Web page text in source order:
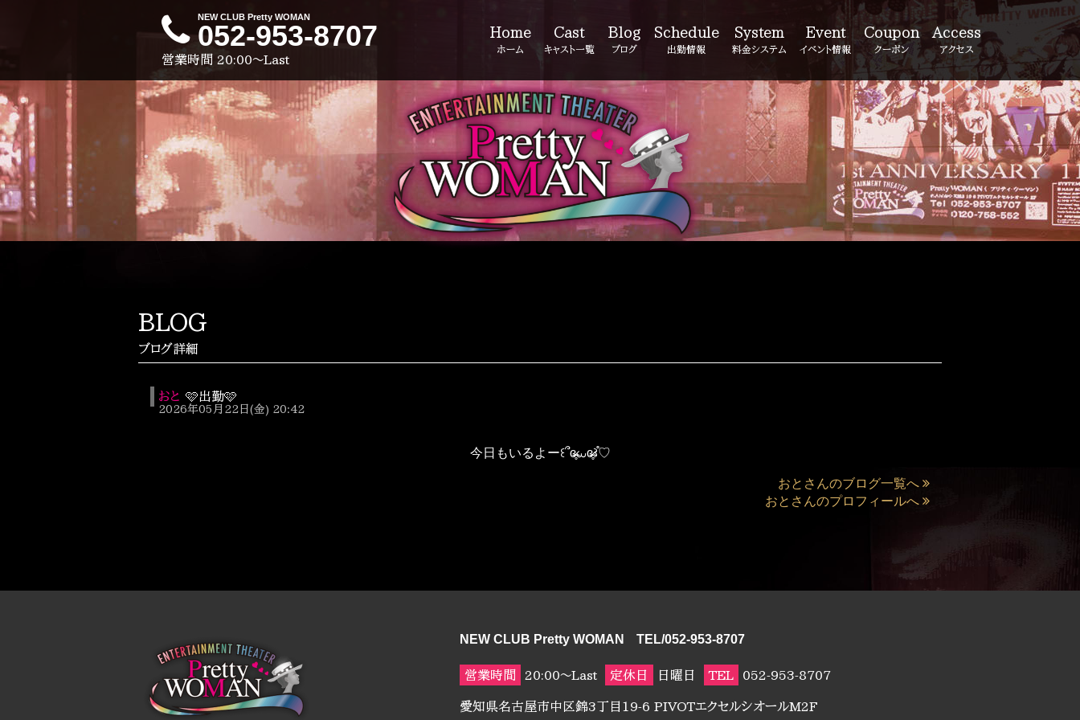
NEW CLUB Pretty WOMAN
052-953-8707
営業時間 20:00～Last
Home
ホーム
Cast
キャスト一覧
Blog
ブログ
Schedule
出勤情報
System
料金システム
Event
イベント情報
Coupon
クーポン
Access
アクセス
BLOG
ブログ詳細
おと 🩷出勤🩷
2026年05月22日(金) 20:42
今日もいるよー꒰՞ɞ̴̶̷̥⩊ɞ̴̶̷̥꒱֯♡
おとさんのブログ一覧へ
おとさんのプロフィールへ
NEW CLUB Pretty WOMAN TEL/052-953-8707
営業時間 20:00～Last 定休日 日曜日 TEL 052-953-8707
愛知県名古屋市中区錦3丁目19-6 PIVOTエクセルシオールM2F